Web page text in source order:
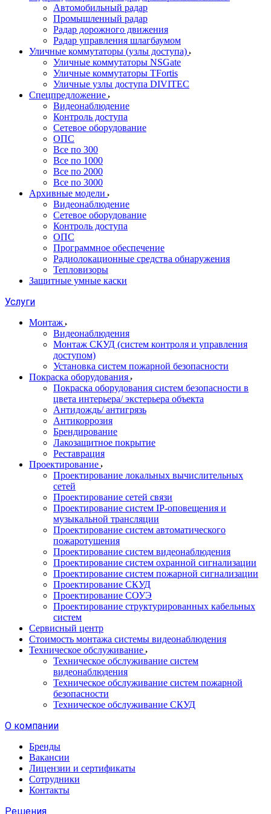
Автомобильный радар
Промышленный радар
Радар дорожного движения
Радар управления шлагбаумом
Уличные коммутаторы (узлы доступа)
Уличные коммутаторы NSGate
Уличные коммутаторы TFortis
Уличные узлы доступа DIVITEC
Спецпредложение
Видеонаблюдение
Контроль доступа
Сетевое оборудование
ОПС
Все по 300
Все по 1000
Все по 2000
Все по 3000
Архивные модели
Видеонаблюдение
Сетевое оборудование
Контроль доступа
ОПС
Программное обеспечение
Радиолокационные средства обнаружения
Тепловизоры
Защитные умные каски
Услуги
Монтаж
Видеонаблюдения
Монтаж СКУД (систем контроля и управления
доступом)
Установка систем пожарной безопасности
Покраска оборудования
Покраска оборудования систем безопасности в
цвета интерьера/ экстерьера объекта
Антидождь/ антигрязь
Антикоррозия
Брендирование
Лакозащитное покрытие
Реставрация
Проектирование
Проектирование локальных вычислительных
сетей
Проектирование сетей связи
Проектирование систем IP-оповещения и
музыкальной трансляции
Проектирование систем автоматического
пожаротушения
Проектирование систем видеонаблюдения
Проектирование систем охранной сигнализации
Проектирование систем пожарной сигнализации
Проектирование СКУД
Проектирование СОУЭ
Проектирование структурированных кабельных
систем
Сервисный центр
Стоимость монтажа системы видеонаблюдения
Техническое обслуживание
Техническое обслуживание систем
видеонаблюдения
Техническое обслуживание систем пожарной
безопасности
Техническое обслуживание СКУД
О компании
Бренды
Вакансии
Лицензии и сертификаты
Сотрудники
Контакты
Решения